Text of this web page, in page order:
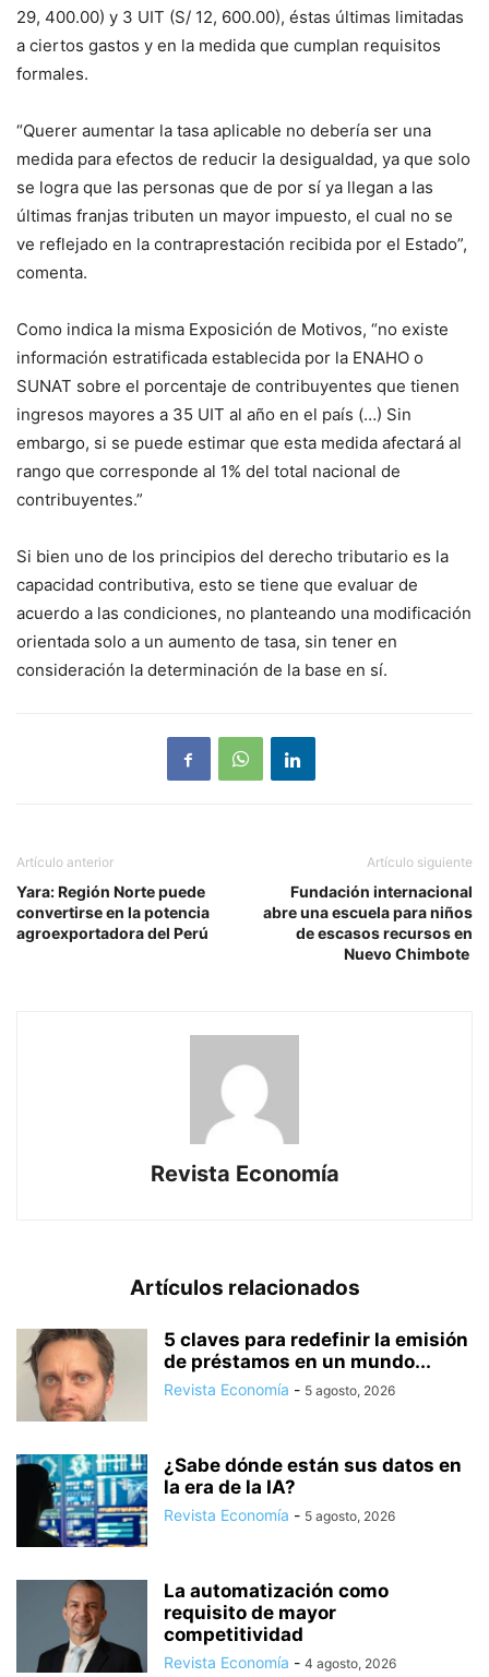
29, 400.00) y 3 UIT (S/ 12, 600.00), éstas últimas limitadas
a ciertos gastos y en la medida que cumplan requisitos
formales.
“Querer aumentar la tasa aplicable no debería ser una
medida para efectos de reducir la desigualdad, ya que solo
se logra que las personas que de por sí ya llegan a las
últimas franjas tributen un mayor impuesto, el cual no se
ve reflejado en la contraprestación recibida por el Estado”,
comenta.
Como indica la misma Exposición de Motivos, “no existe
información estratificada establecida por la ENAHO o
SUNAT sobre el porcentaje de contribuyentes que tienen
ingresos mayores a 35 UIT al año en el país (…) Sin
embargo, si se puede estimar que esta medida afectará al
rango que corresponde al 1% del total nacional de
contribuyentes.”
Si bien uno de los principios del derecho tributario es la
capacidad contributiva, esto se tiene que evaluar de
acuerdo a las condiciones, no planteando una modificación
orientada solo a un aumento de tasa, sin tener en
consideración la determinación de la base en sí.
Artículo anterior
Yara: Región Norte puede
convertirse en la potencia
agroexportadora del Perú
Artículo siguiente
Fundación internacional
abre una escuela para niños
de escasos recursos en
Nuevo Chimbote
Revista Economía
Artículos relacionados
5 claves para redefinir la emisión
de préstamos en un mundo...
Revista Economía - 5 agosto, 2026
¿Sabe dónde están sus datos en
la era de la IA?
Revista Economía - 5 agosto, 2026
La automatización como
requisito de mayor
competitividad
Revista Economía - 4 agosto, 2026